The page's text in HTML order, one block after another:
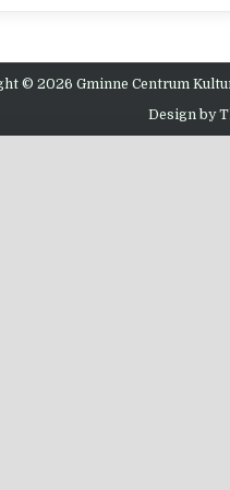
© 2026 Gminne Centrum
Design by